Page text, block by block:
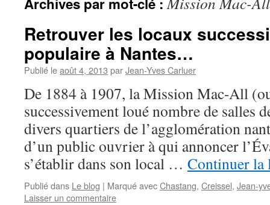
Retrouver les locaux
populaire à Nantes…
Publié leaoût 4, 2013 parJean-Yves Carluer
De 1884 à 1907, la Mission Mac-All
successivement loué nombre de salles
divers quartiers de l’agglomération
d’un public ouvrier à qui annoncer
s’établir dans son local … Continuer
Publié dans Le blog | Marqué avecChastang, Creissel, Jean-
Laisser un commentaire